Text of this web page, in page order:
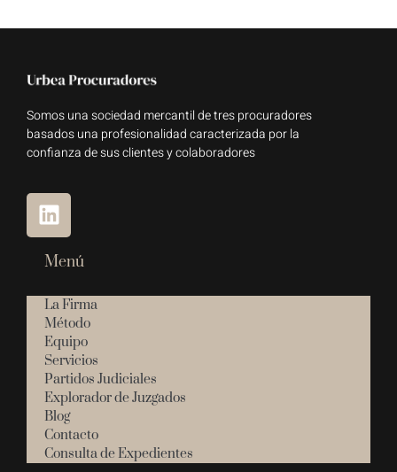
Somos una sociedad mercantil de tres procuradores
basados una profesionalidad caracterizada por la
confianza de sus clientes y colaboradores
Menú
La Firma
Método
Equipo
Servicios
Partidos Judiciales
Explorador de Juzgados
Blog
Contacto
Consulta de Expedientes